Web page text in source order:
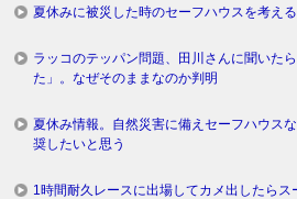
夏休みに被災した時のセーフハウスを考え
ラッコのテッパン問題、田川さんに聞いた
た」。なぜそのままなのか判明
夏休み情報。自然災害に備えセーフハウス
奨したいと思う
1時間耐久レースに出場してカメ出したらス